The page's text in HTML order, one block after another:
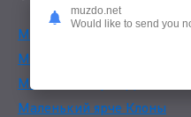
Маленький ярче,
Маленький ярче Инстинкты
Маленький ярче Демоны
Маленький ярче Клоны
muzdo.net
Would like to send you